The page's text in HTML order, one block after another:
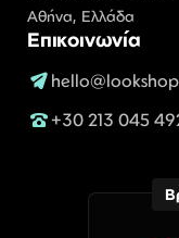
Αθήνα, Ελλάδα
Επικοινωνία
+30 213 045